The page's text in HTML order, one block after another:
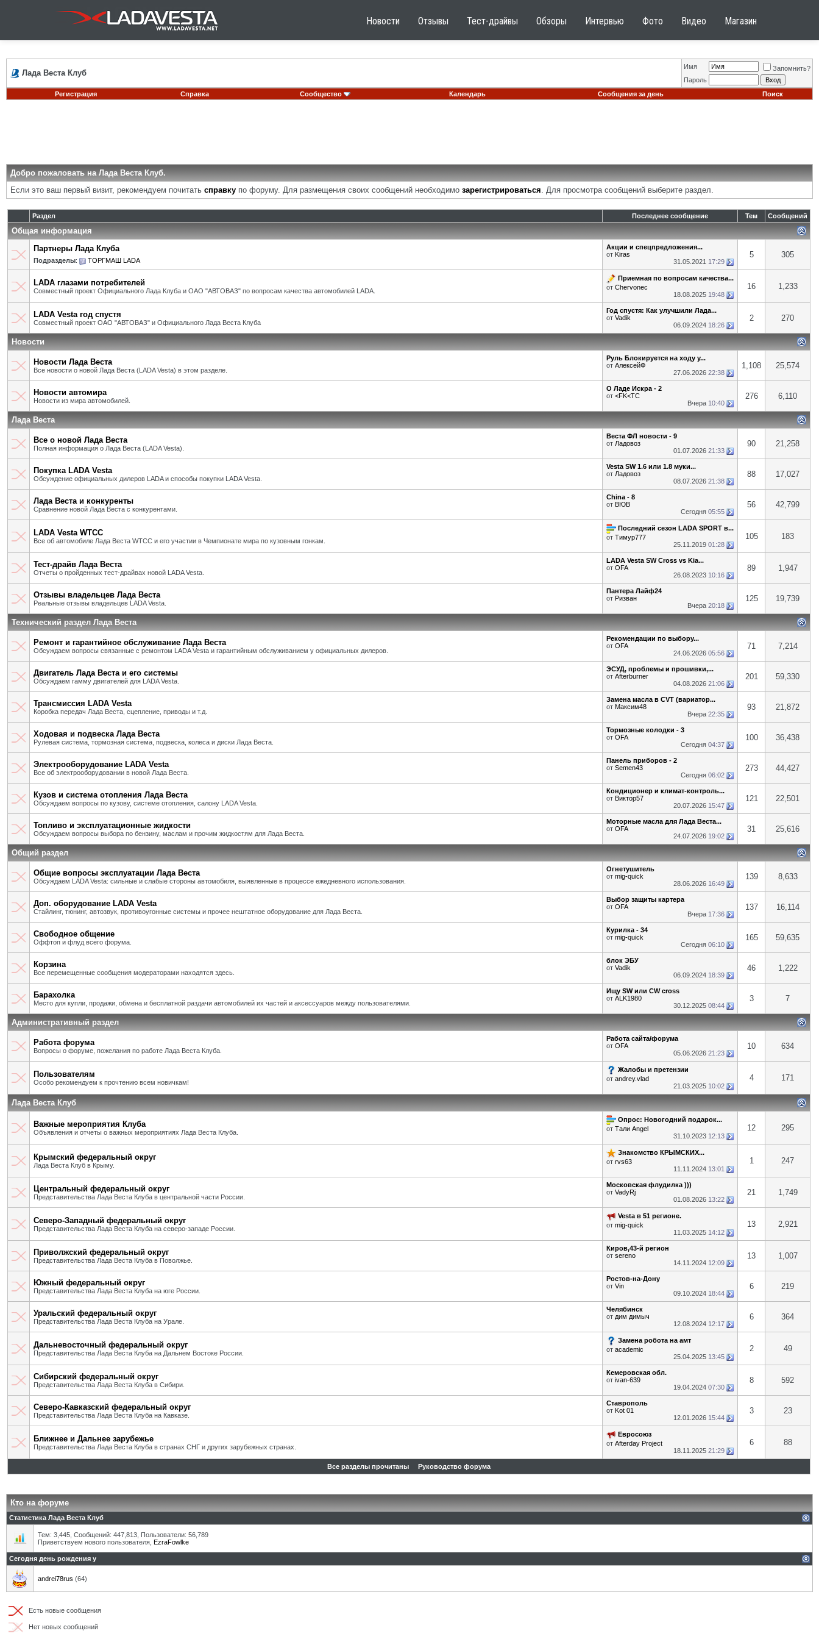
Новости Отзывы Тест-драйвы Обзоры Интервью Фото Видео Магазин
Лада Веста Клуб
Имя
Запомнить?
Пароль
Регистрация
Справка Сообщество Календарь Сообщения за день Поиск
Добро пожаловать на Лада Веста Клуб.
Если это ваш первый визит, рекомендуем почитать справку по форуму. Для размещения своих сообщений необходимо зарегистрироваться. Для просмотра сообщений выберите раздел.
Раздел Последнее сообщение Тем Сообщений
Общая информация
Партнеры Лада Клуба
Подразделы: ТОРГМАШ LADA
Акции и спецпредложения...
от Kiras
31.05.2021 17:29
5 305
LADA глазами потребителей
Совместный проект Официального Лада Клуба и ОАО "АВТОВАЗ" по вопросам качества автомобилей LADA.
Приемная по вопросам качества...
от Chervonec
18.08.2025 19:48
16 1,233
LADA Vesta год спустя
Совместный проект ОАО "АВТОВАЗ" и Официального Лада Веста Клуба
Год спустя: Как улучшили Лада...
от Vadik
06.09.2024 18:26
2 270
Новости
Новости Лада Веста
Все новости о новой Лада Веста (LADA Vesta) в этом разделе.
Руль Блокируется на ходу у...
от АлексейФ
27.06.2026 22:38
1,108 25,574
Новости автомира
Новости из мира автомобилей.
О Ладе Искра - 2
от <FK<TC
Вчера 10:40
276 6,110
Лада Веста
Все о новой Лада Веста
Полная информация о Лада Веста (LADA Vesta).
Веста ФЛ новости - 9
от Ладовоз
01.07.2026 21:33
90 21,258
Покупка LADA Vesta
Обсуждение официальных дилеров LADA и способы покупки LADA Vesta.
Vesta SW 1.6 или 1.8 муки...
от Ладовоз
08.07.2026 21:38
88 17,027
Лада Веста и конкуренты
Сравнение новой Лада Веста с конкурентами.
China - 8
от ВЮВ
Сегодня 05:55
56 42,799
LADA Vesta WTCC
Все об автомобиле Лада Веста WTCC и его участии в Чемпионате мира по кузовным гонкам.
Последний сезон LADA SPORT в...
от Тимур777
25.11.2019 01:28
105 183
Тест-драйв Лада Веста
Отчеты о пройденных тест-драйвах новой LADA Vesta.
LADA Vesta SW Cross vs Kia...
от OFA
26.08.2023 10:16
89 1,947
Отзывы владельцев Лада Веста
Реальные отзывы владельцев LADA Vesta.
Пантера Лайф24
от Ризван
Вчера 20:18
125 19,739
Технический раздел Лада Веста
Ремонт и гарантийное обслуживание Лада Веста
Обсуждаем вопросы связанные с ремонтом LADA Vesta и гарантийным обслуживанием у официальных дилеров.
Рекомендации по выбору...
от OFA
24.06.2026 05:56
71 7,214
Двигатель Лада Веста и его системы
Обсуждаем гамму двигателей для LADA Vesta.
ЭСУД, проблемы и прошивки,...
от Afterburner
04.08.2026 21:06
201 59,330
Трансмиссия LADA Vesta
Коробка передач Лада Веста, сцепление, приводы и т.д.
Замена масла в CVT (вариатор...
от Максим48
Вчера 22:35
93 21,872
Ходовая и подвеска Лада Веста
Рулевая система, тормозная система, подвеска, колеса и диски Лада Веста.
Тормозные колодки - 3
от OFA
Сегодня 04:37
100 36,438
Электрооборудование LADA Vesta
Все об электрооборудовании в новой Лада Веста.
Панель приборов - 2
от Semen43
Сегодня 06:02
273 44,427
Кузов и система отопления Лада Веста
Обсуждаем вопросы по кузову, системе отопления, салону LADA Vesta.
Кондиционер и климат-контроль...
от Виктор57
20.07.2026 15:47
121 22,501
Топливо и эксплуатационные жидкости
Обсуждаем вопросы выбора по бензину, маслам и прочим жидкостям для Лада Веста.
Моторные масла для Лада Веста...
от OFA
24.07.2026 19:02
31 25,616
Общий раздел
Общие вопросы эксплуатации Лада Веста
Обсуждаем LADA Vesta: сильные и слабые стороны автомобиля, выявленные в процессе ежедневного использования.
Огнетушитель
от mig-quick
28.06.2026 16:49
139 8,633
Доп. оборудование LADA Vesta
Стайлинг, тюнинг, автозвук, противоугонные системы и прочее нештатное оборудование для Лада Веста.
Выбор защиты картера
от OFA
Вчера 17:36
137 16,114
Свободное общение
Оффтоп и флуд всего форума.
Курилка - 34
от mig-quick
Сегодня 06:10
165 59,635
Корзина
Все перемещенные сообщения модераторами находятся здесь.
блок ЭБУ
от Vadik
06.09.2024 18:39
46 1,222
Барахолка
Место для купли, продажи, обмена и бесплатной раздачи автомобилей их частей и аксессуаров между пользователями.
Ищу SW или CW cross
от ALK1980
30.12.2025 08:44
3 7
Административный раздел
Работа форума
Вопросы о форуме, пожелания по работе Лада Веста Клуба.
Работа сайта/форума
от OFA
05.06.2026 21:23
10 634
Пользователям
Особо рекомендуем к прочтению всем новичкам!
Жалобы и претензии
от andrey.vlad
21.03.2025 10:02
4 171
Лада Веста Клуб
Важные мероприятия Клуба
Объявления и отчеты о важных мероприятиях Лада Веста Клуба.
Опрос: Новогодний подарок...
от Тали Angel
31.10.2023 12:13
12 295
Крымский федеральный округ
Лада Веста Клуб в Крыму.
Знакомство КРЫМСКИХ...
от rvs63
11.11.2024 13:01
1 247
Центральный федеральный округ
Представительства Лада Веста Клуба в центральной части России.
Московская флудилка )))
от VadyRj
01.08.2026 13:22
21 1,749
Северо-Западный федеральный округ
Представительства Лада Веста Клуба на северо-западе России.
Vesta в 51 регионе.
от mig-quick
11.03.2025 14:12
13 2,921
Приволжский федеральный округ
Представительства Лада Веста Клуба в Поволжье.
Киров,43-й регион
от sereno
14.11.2024 12:09
13 1,007
Южный федеральный округ
Представительства Лада Веста Клуба на юге России.
Ростов-на-Дону
от Vin
09.10.2024 18:44
6 219
Уральский федеральный округ
Представительства Лада Веста Клуба на Урале.
Челябинск
от дим димыч
12.08.2024 12:17
6 364
Дальневосточный федеральный округ
Представительства Лада Веста Клуба на Дальнем Востоке России.
Замена робота на амт
от academic
25.04.2025 13:45
2 49
Сибирский федеральный округ
Представительства Лада Веста Клуба в Сибири.
Кемеровская обл.
от ivan-639
19.04.2024 07:30
8 592
Северо-Кавказский федеральный округ
Представительства Лада Веста Клуба на Кавказе.
Ставрополь
от Kot 01
12.01.2026 15:44
3 23
Ближнее и Дальнее зарубежье
Представительства Лада Веста Клуба в странах СНГ и других зарубежных странах.
Евросоюз
от Afterday Project
18.11.2025 21:29
6 88
Все разделы прочитаны Руководство форума
Кто на форуме
Статистика Лада Веста Клуб
Тем: 3,445, Сообщений: 447,813, Пользователи: 56,789
Приветствуем нового пользователя, EzraFowlke
Сегодня день рождения у
andrei78rus (64)
Есть новые сообщения
Нет новых сообщений